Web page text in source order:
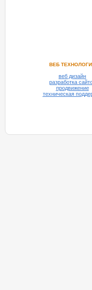
ВЕБ
веб дизайн
разработка
продвижение
техническая